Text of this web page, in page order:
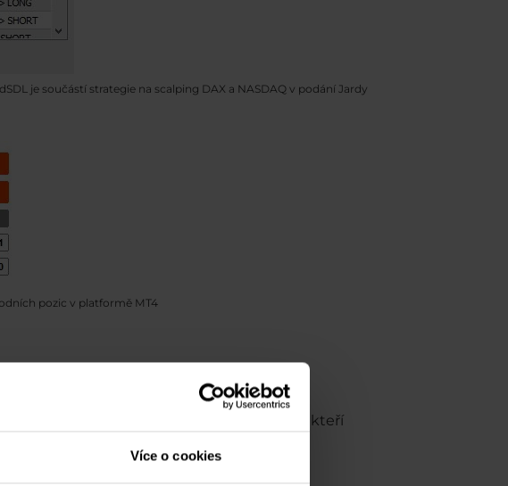
Více o cookies
je součástí strategie na scalping DAX a NASDAQ v podání Jardy
pozic v platformě MT4
komunity, tak i naprosté odpůrce, kteří
výhody a nevýhody používání AOS.